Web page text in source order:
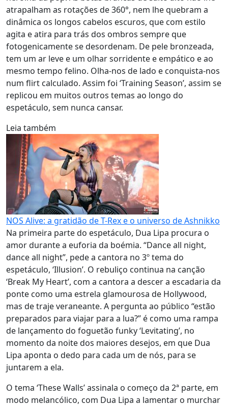
atrapalham as rotações de 360°, nem lhe quebram a
dinâmica os longos cabelos escuros, que com estilo
agita e atira para trás dos ombros sempre que
fotogenicamente se desordenam. De pele bronzeada,
tem um ar leve e um olhar sorridente e empático e ao
mesmo tempo felino. Olha-nos de lado e conquista-nos
num flirt calculado. Assim foi ‘Training Season’, assim se
replicou em muitos outros temas ao longo do
espetáculo, sem nunca cansar.
Leia também
NOS Alive: a gratidão de T-Rex e o universo de Ashnikko
Na primeira parte do espetáculo, Dua Lipa procura o
amor durante a euforia da boémia. “Dance all night,
dance all night”, pede a cantora no 3º tema do
espetáculo, ‘Illusion’. O rebuliço continua na canção
‘Break My Heart’, com a cantora a descer a escadaria da
ponte como uma estrela glamourosa de Hollywood,
mas de traje veraneante. A pergunta ao público “estão
preparados para viajar para a lua?” é como uma rampa
de lançamento do foguetão funky ‘Levitating’, no
momento da noite dos maiores desejos, em que Dua
Lipa aponta o dedo para cada um de nós, para se
juntarem a ela.
O tema ‘These Walls’ assinala o começo da 2ª parte, em
modo melancólico, com Dua Lipa a lamentar o murchar